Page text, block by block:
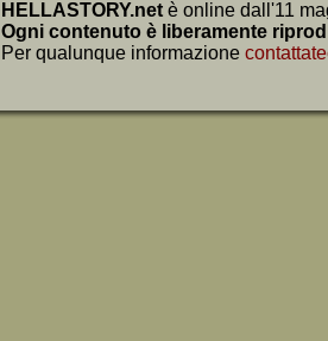
HELLASTORY.net è online dall'11
Ogni contenuto è liberamente
Per qualunque informazione